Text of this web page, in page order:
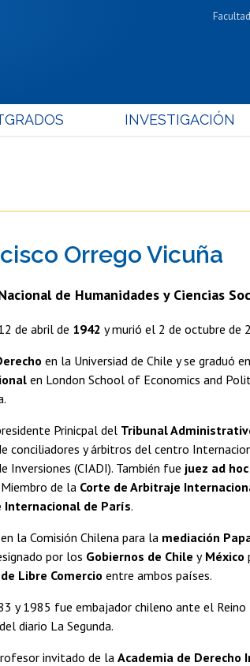
Cs.
INVESTIGACIÓN
Orrego Vicuña
de Humanidades y Ciencias
de abril de 1942 y murió el 2 de octubre de
en la Universiad de Chile y se graduó
en London School of Economics and
Prinicpal del Tribunal
conciliadores y árbitros del centro
Inversiones (CIADI). También fue juez ad hoc
de la Corte de Arbitraje
de París.
la Comisión Chilena para la mediación
por los Gobiernos de Chile yMéxico
Libre Comercio entre ambos países.
y 1985 fue embajador chileno ante el
diario La Segunda.
invitado de la Academia de Derecho